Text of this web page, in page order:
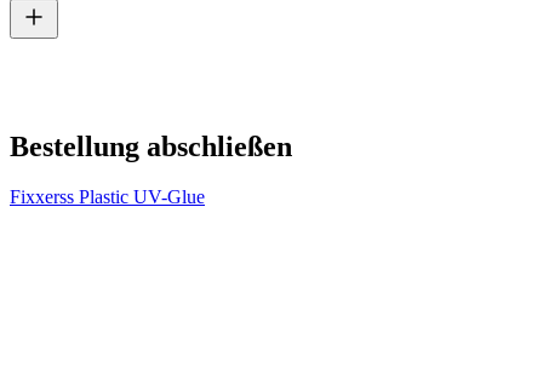
Bestellung abschließen
Fixxerss Plastic UV-Glue